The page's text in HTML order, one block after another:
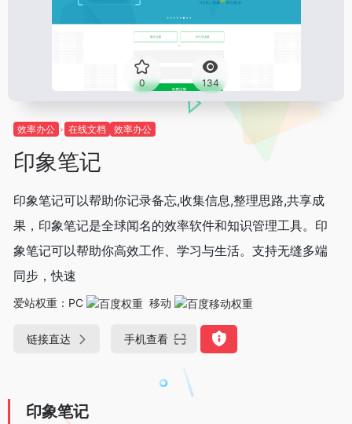
0 134
效率办公 在线文档 效率办公
印象笔记
印象笔记可以帮助你记录备忘,收集信息,整理思路,共享成
果，印象笔记是全球闻名的效率软件和知识管理工具。印
象笔记可以帮助你高效工作、学习与生活。支持无缝多端
同步，快速
爱站权重： PC 移动
链接直达 手机查看
印象笔记